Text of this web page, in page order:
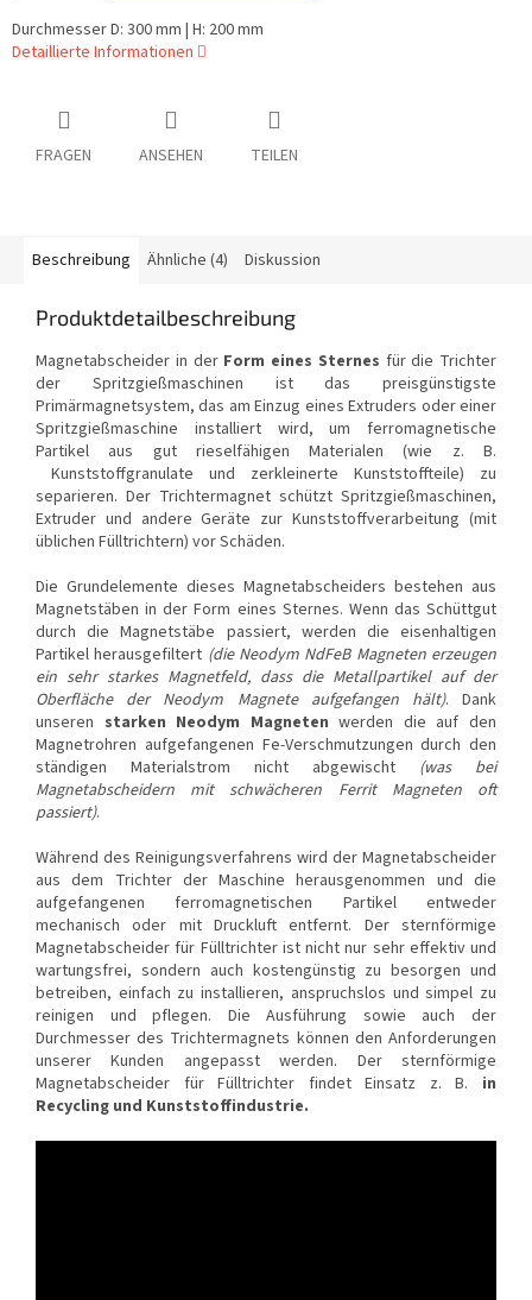
Durchmesser D: 300 mm | H: 200 mm
Detaillierte Informationen
FRAGEN ANSEHEN TEILEN
Beschreibung Ähnliche (4) Diskussion
Produktdetailbeschreibung
Magnetabscheider in der Form eines Sternes für die Trichter
der Spritzgießmaschinen ist das preisgünstigste
Primärmagnetsystem, das am Einzug eines Extruders oder einer
Spritzgießmaschine installiert wird, um ferromagnetische
Partikel aus gut rieselfähigen Materialen (wie z. B.
Kunststoffgranulate und zerkleinerte Kunststoffteile) zu
separieren. Der Trichtermagnet schützt Spritzgießmaschinen,
Extruder und andere Geräte zur Kunststoffverarbeitung (mit
üblichen Fülltrichtern) vor Schäden.
Die Grundelemente dieses Magnetabscheiders bestehen aus
Magnetstäben in der Form eines Sternes. Wenn das Schüttgut
durch die Magnetstäbe passiert, werden die eisenhaltigen
Partikel herausgefiltert (die Neodym NdFeB Magneten erzeugen
ein sehr starkes Magnetfeld, dass die Metallpartikel auf der
Oberfläche der Neodym Magnete aufgefangen hält). Dank
unseren starken Neodym Magneten werden die auf den
Magnetrohren aufgefangenen Fe-Verschmutzungen durch den
ständigen Materialstrom nicht abgewischt (was bei
Magnetabscheidern mit schwächeren Ferrit Magneten oft
passiert).
Während des Reinigungsverfahrens wird der Magnetabscheider
aus dem Trichter der Maschine herausgenommen und die
aufgefangenen ferromagnetischen Partikel entweder
mechanisch oder mit Druckluft entfernt. Der sternförmige
Magnetabscheider für Fülltrichter ist nicht nur sehr effektiv und
wartungsfrei, sondern auch kostengünstig zu besorgen und
betreiben, einfach zu installieren, anspruchslos und simpel zu
reinigen und pflegen. Die Ausführung sowie auch der
Durchmesser des Trichtermagnets können den Anforderungen
unserer Kunden angepasst werden. Der sternförmige
Magnetabscheider für Fülltrichter findet Einsatz z. B. in
Recycling und Kunststoffindustrie.